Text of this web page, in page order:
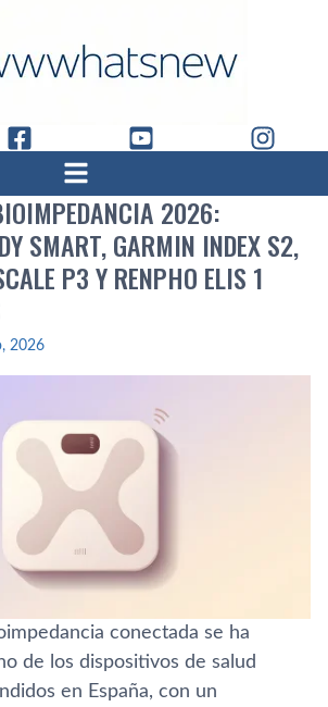
2026:
SMART, GARMIN INDEX S2,
P3 Y RENPHO ELIS 1
2026
conectada se ha
de los dispositivos de salud
en España, con un